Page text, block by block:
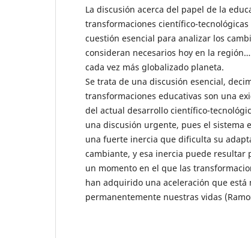
La discusión acerca del papel de la
transformaciones científico-tecnológicas
cuestión esencial para analizar los
consideran necesarios hoy en la
cada vez más globalizado planeta.
Se trata de una discusión esencial,
transformaciones educativas son una
del actual desarrollo científico-
una discusión urgente, pues el sistema
una fuerte inercia que dificulta su
cambiante, y esa inercia puede resultar
un momento en el que las
han adquirido una aceleración que
permanentemente nuestras vidas